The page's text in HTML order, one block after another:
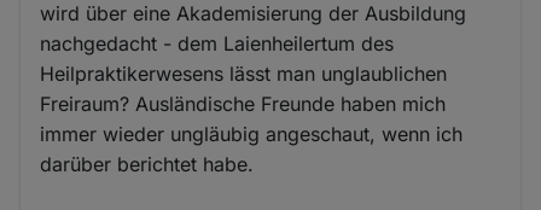
wird über eine Akademisierung der Ausbildung
nachgedacht - dem Laienheilertum des
Heilpraktikerwesens lässt man unglaublichen
Freiraum? Ausländische Freunde haben mich
immer wieder ungläubig angeschaut, wenn ich
darüber berichtet habe.